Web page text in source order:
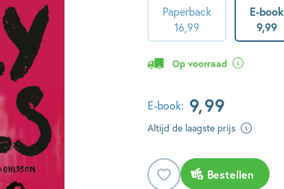
Paperback
16 99
E-book
9,99
Op voorraad
E-book: 9,99
Altijd de laagste prijs
Bestellen